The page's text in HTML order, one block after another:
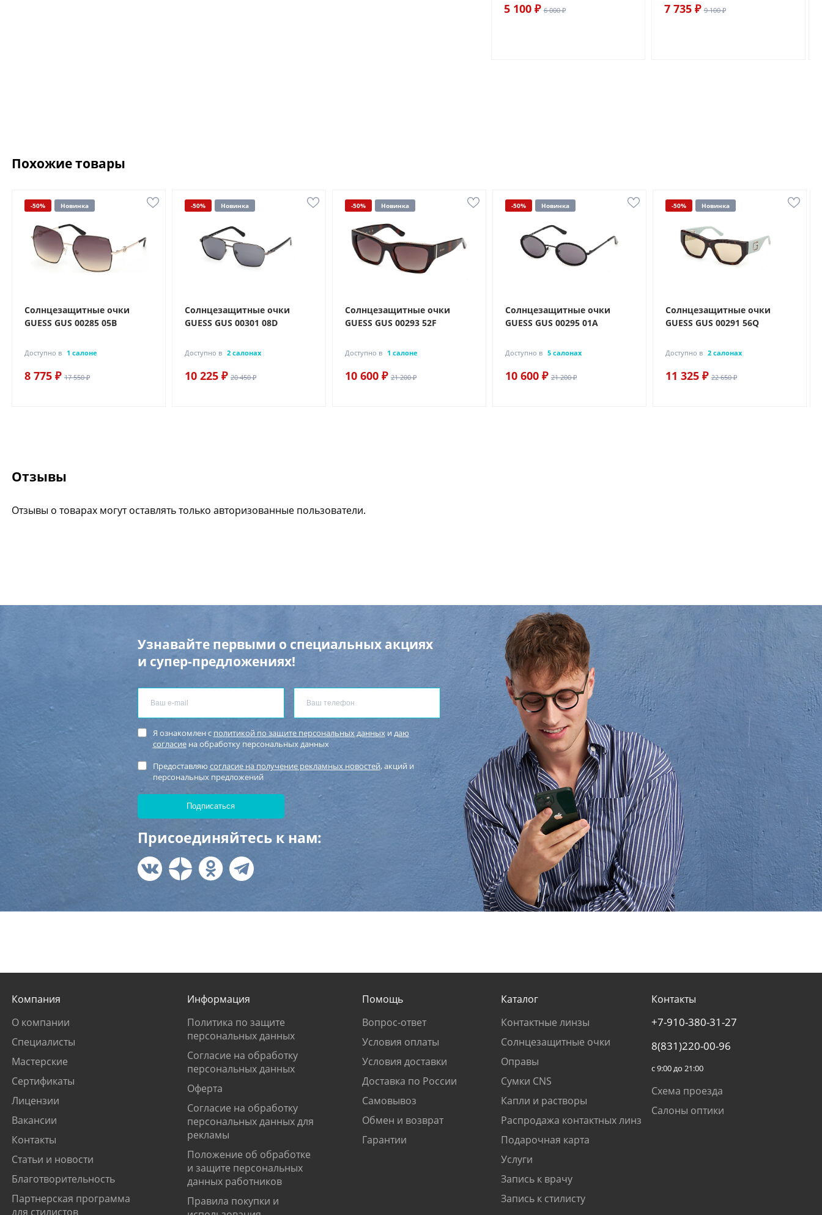
5 100 ₽ 6 000 ₽ 7 735 ₽ 9 100 ₽
Похожие товары
-50% Новинка
Солнцезащитные очки
GUESS GUS 00285 05B
Доступно в 1 салоне
8 775 ₽ 17 550 ₽
-50% Новинка
Солнцезащитные очки
GUESS GUS 00301 08D
Доступно в 2 салонах
10 225 ₽ 20 450 ₽
-50% Новинка
Солнцезащитные очки
GUESS GUS 00293 52F
Доступно в 1 салоне
10 600 ₽ 21 200 ₽
-50% Новинка
Солнцезащитные очки
GUESS GUS 00295 01A
Доступно в 5 салонах
10 600 ₽ 21 200 ₽
-50% Новинка
Солнцезащитные очки
GUESS GUS 00291 56Q
Доступно в 2 салонах
11 325 ₽ 22 650 ₽
Отзывы
Отзывы о товарах могут оставлять только авторизованные пользователи.
Узнавайте первыми о специальных акциях
и супер-предложениях!
Я ознакомлен с политикой по защите персональных данныхи даю
согласиена обработку персональных данных
Предоставляю согласие на получение рекламных новостей, акций и
персональных предложений
Присоединяйтесь к нам:
Компания
О компании
Специалисты
Мастерские
Сертификаты
Лицензии
Вакансии
Контакты
Статьи и новости
Благотворительность
Партнерская программа
для стилистов
Информация
Политика по защите
персональных данных
Согласие на обработку
персональных данных
Оферта
Согласие на обработку
персональных данных для
рекламы
Положение об обработке
и защите персональных
данных работников
Правила покупки и
Помощь
Вопрос-ответ
Условия оплаты
Условия доставки
Доставка по России
Самовывоз
Обмен и возврат
Гарантии
Каталог
Контактные линзы
Солнцезащитные очки
Оправы
Сумки CNS
Капли и растворы
Распродажа контактных линз
Подарочная карта
Услуги
Запись к врачу
Запись к стилисту
Контакты
+7-910-380-31-27
8(831)220-00-96
с 9:00 до 21:00
Схема проезда
Салоны оптики